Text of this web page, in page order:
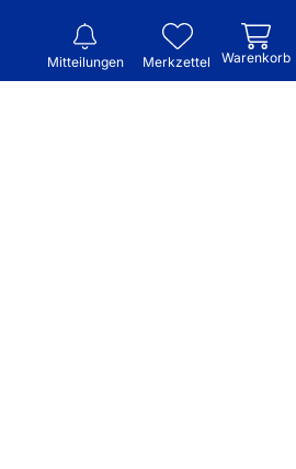
Mitteilungen Merkzettel Warenkorb